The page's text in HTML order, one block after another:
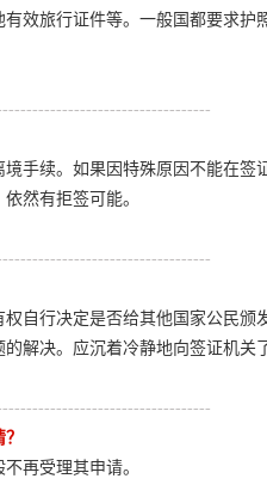
效旅行证件等。一般国都要求
手续。如果因特殊原因不能在
然有拒签可能。
自行决定是否给其他国家公民
解决。应沉着冷静地向签证机关
再受理其申请。